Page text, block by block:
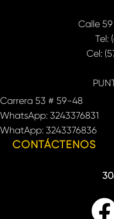
Calle
Tel:
Cel:
Carrera 53 # 59-48
WhatsApp: 3243376831
WhatApp: 3243376836
CONTÁCTENOS